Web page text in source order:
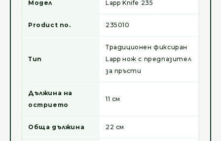
Модел Lapp Knife 235
Product no. 235010
Тип
Традиционен фиксиран
Lapp нож с предпазител
за пръсти
Дължина на
острието
11 см
Обща дължина 22 см